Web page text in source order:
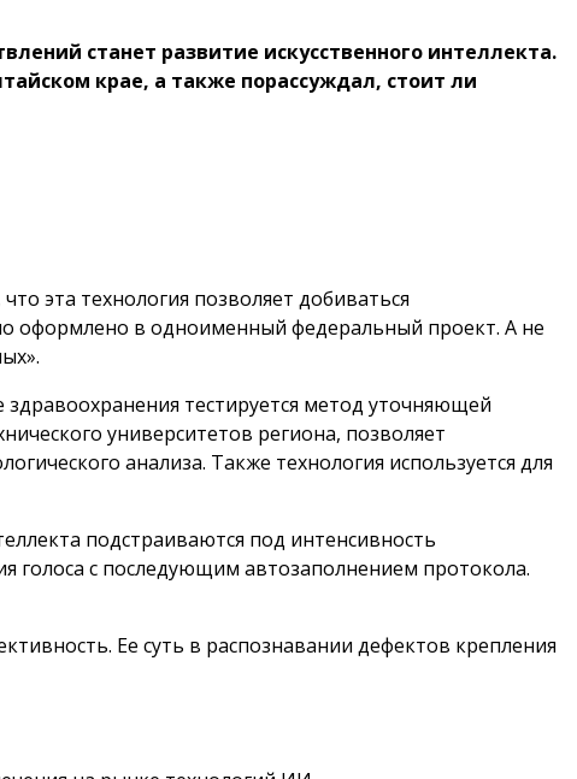
станет развитие искусственного интеллекта.
крае, а также порассуждал, стоит ли
эта технология позволяет добиваться
оформлено в одноименный федеральный проект. А не
тестируется метод уточняющей
университетов региона, позволяет
анализа. Также технология используется для
подстраиваются под интенсивность
голоса с последующим автозаполнением протокола.
Ее суть в распознавании дефектов крепления